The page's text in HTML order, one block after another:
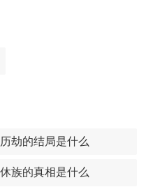
劫的结局是什么
族的真相是什么